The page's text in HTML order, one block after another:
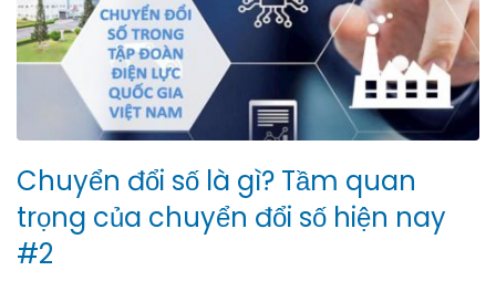
Chuyển đổi số là gì? Tầm quan
trọng của chuyển đổi số hiện nay
#2